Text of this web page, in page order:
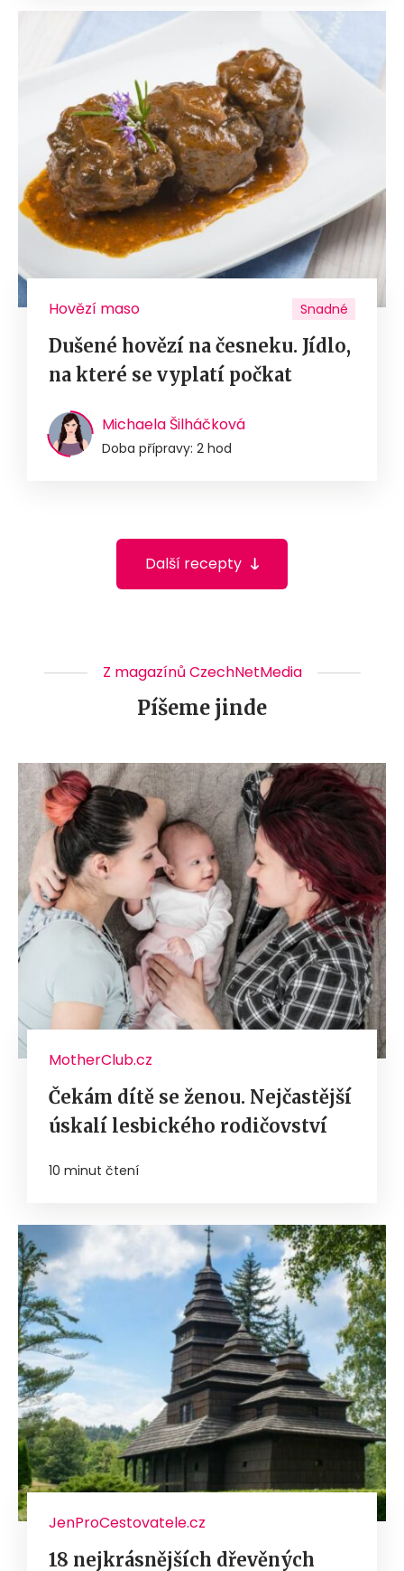
Hovězí maso Snadné
Dušené hovězí na česneku. Jídlo,
na které se vyplatí počkat
Michaela Šilháčková
Doba přípravy: 2 hod
Další recepty
Z magazínů CzechNetMedia
Píšeme jinde
MotherClub.cz
Čekám dítě se ženou. Nejčastější
úskalí lesbického rodičovství
10 minut čtení
JenProCestovatele.cz
18 nejkrásnějších dřevěných